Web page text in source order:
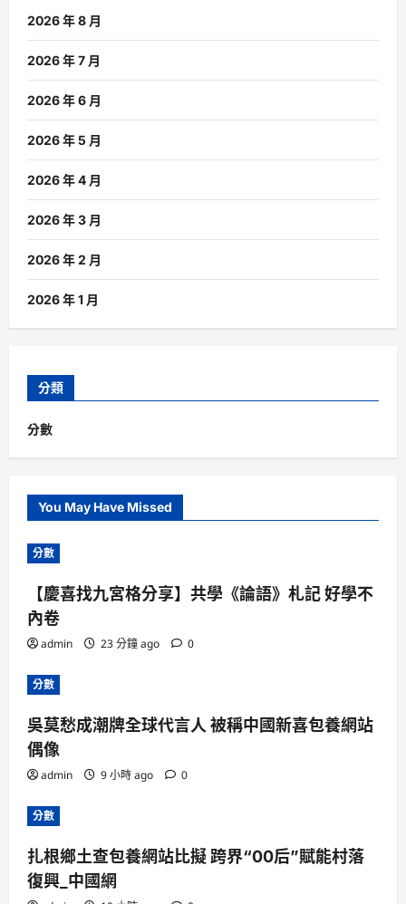
2026 年 8 月
2026 年 7 月
2026 年 6 月
2026 年 5 月
2026 年 4 月
2026 年 3 月
2026 年 2 月
2026 年 1 月
分類
分數
You May Have Missed
分數
【慶喜找九宮格分享】共學《論語》札記 好學不
內卷
admin 23 分鐘 ago 0
分數
吳莫愁成潮牌全球代言人 被稱中國新喜包養網站
偶像
admin 9 小時 ago 0
分數
扎根鄉土查包養網站比擬 跨界“00后”賦能村落
復興_中國網